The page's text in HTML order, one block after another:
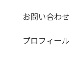
お問い合わせ
プロフィール